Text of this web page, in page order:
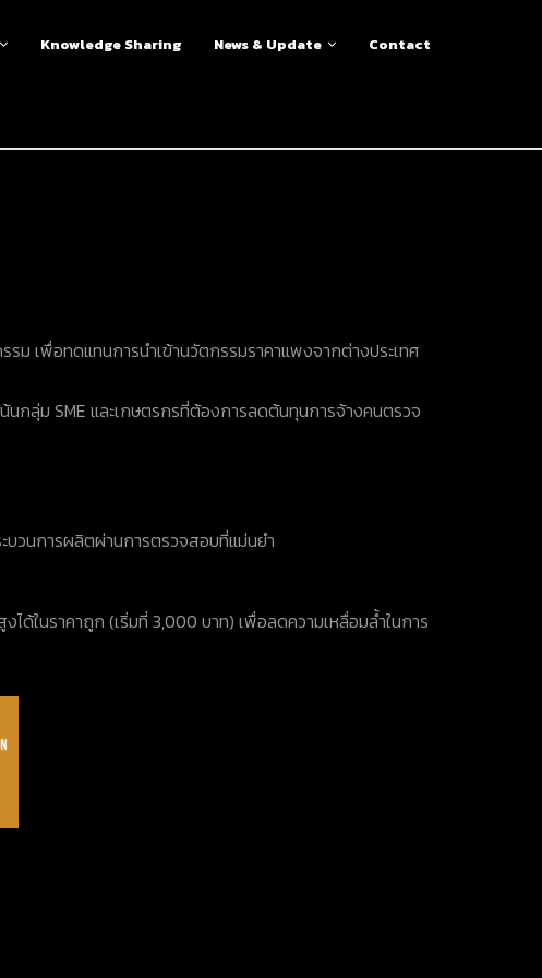
Knowledge Sharing News & Update Contact
เพื่อทดแทนการนำเข้านวัตกรรมราคาแพงจากต่างประเทศ
นกลุ่ม SME และเกษตรกรที่ต้องการลดต้นทุนการจ้างคนตรวจ
บวนการผลิตผ่านการตรวจสอบที่แม่นยำ
ได้ในราคาถูก (เริ่มที่ 3,000 บาท) เพื่อลดความเหลื่อมล้ำในการ